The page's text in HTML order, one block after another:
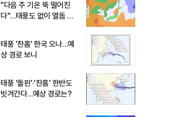
"다음 주 기온 뚝 떨어진
다"…태풍도 없이 열돔 박
태풍 '찬홈' 한국 오나…예
상 경로 보니
태풍 '돌핀'·'찬홈' 한반도
빗겨간다…예상 경로는?